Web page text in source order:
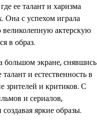
ее талант и харизма
Она с успехом играла
великолепную актерскую
в образ.
экране, снявшись
и естественность в
зрителей и критиков. С
и сериалов,
яркие образы.